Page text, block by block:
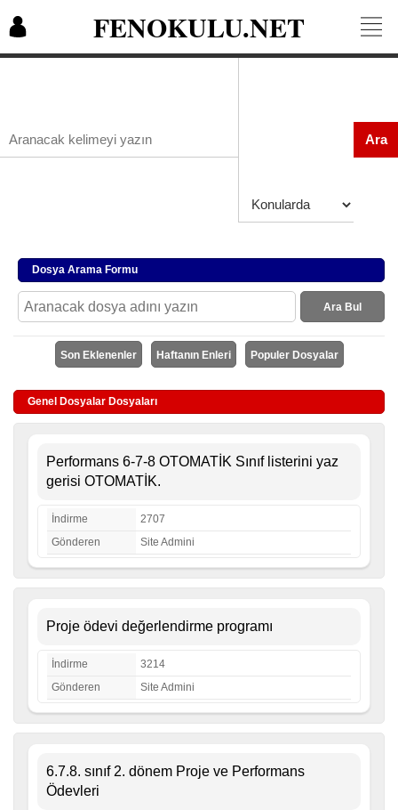
FENOKULU.NET
Ara
Dosya Arama Formu
Ara Bul
Son Eklenenler Haftanın Enleri Populer Dosyalar
Genel Dosyalar Dosyaları
Performans 6-7-8 OTOMATİK Sınıf listerini yaz
gerisi OTOMATİK.
İndirme
2707
Gönderen
Site Admini
Proje ödevi değerlendirme programı
İndirme
3214
Gönderen
Site Admini
6.7.8. sınıf 2. dönem Proje ve Performans
Ödevleri